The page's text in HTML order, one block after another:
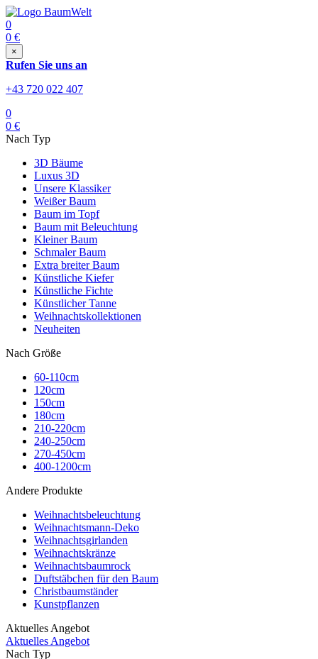
0
0 €
×
Rufen Sie uns an
+43 720 022 407
0
0 €
Nach Typ
3D Bäume
Luxus 3D
Unsere Klassiker
Weißer Baum
Baum im Topf
Baum mit Beleuchtung
Kleiner Baum
Schmaler Baum
Extra breiter Baum
Künstliche Kiefer
Künstliche Fichte
Künstlicher Tanne
Weihnachtskollektionen
Neuheiten
Nach Größe
60-110cm
120cm
150cm
180cm
210-220cm
240-250cm
270-450cm
400-1200cm
Andere Produkte
Weihnachtsbeleuchtung
Weihnachtsmann-Deko
Weihnachtsgirlanden
Weihnachtskränze
Weihnachtsbaumrock
Duftstäbchen für den Baum
Christbaumständer
Kunstpflanzen
Aktuelles Angebot
Aktuelles Angebot
Nach Typ